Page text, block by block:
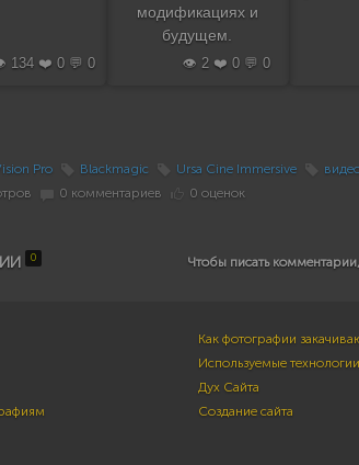
134 ❤️ 0 💬 0
модификациях и
будущем.
👁️ 2 ❤️ 0 💬 0
Pro Blackmagic Ursa Cine Immersive
0 комментариев 0 оценок
0 Чтобы писать
Как фотографии
Используемые технологии
Дух Сайта
Создание сайта